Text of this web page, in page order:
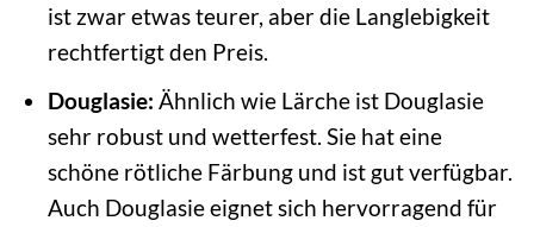
ist zwar etwas teurer, aber die Langlebigkeit
rechtfertigt den Preis.
Douglasie: Ähnlich wie Lärche ist Douglasie
sehr robust und wetterfest. Sie hat eine
schöne rötliche Färbung und ist gut verfügbar.
Auch Douglasie eignet sich hervorragend für